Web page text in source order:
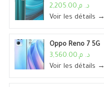
د. م.2,205.00
Voir les détails →
Oppo Reno 7 5G
د. م.3,560.00
Voir les détails →